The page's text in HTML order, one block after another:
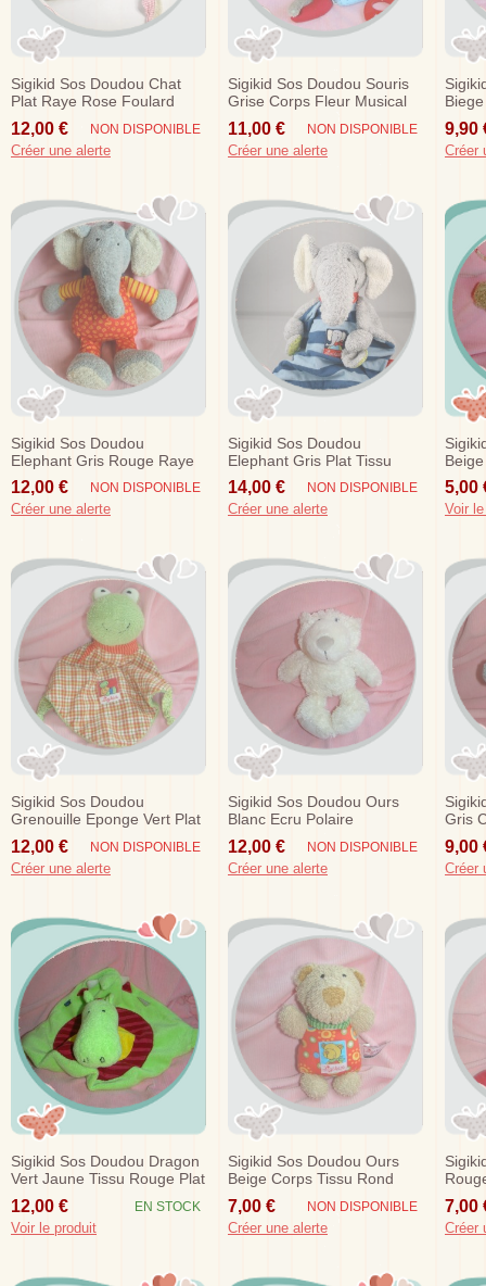
Sigikid Sos Doudou Chat
Plat Raye Rose Foulard
Rouge
12,00 € NON DISPONIBLE
Créer une alerte
Sigikid Sos Doudou Souris
Grise Corps Fleur Musical
11,00 € NON DISPONIBLE
Créer une alerte
9,90
Créer
Sigikid Sos Doudou
Elephant Gris Rouge Raye
Jaune
12,00 € NON DISPONIBLE
Créer une alerte
Sigikid Sos Doudou
Elephant Gris Plat Tissu
Raye Bleu
14,00 € NON DISPONIBLE
Créer une alerte
Hipp
5,00
Voir
Sigikid Sos Doudou
Grenouille Eponge Vert Plat
Raye Rouge Noeud
12,00 € NON DISPONIBLE
Créer une alerte
Sigikid Sos Doudou Ours
Blanc Ecru Polaire
12,00 € NON DISPONIBLE
Créer une alerte
Gris
9,00
Créer
Sigikid Sos Doudou Dragon
Vert Jaune Tissu Rouge Plat
12,00 € EN STOCK
Voir le produit
Sigikid Sos Doudou Ours
Beige Corps Tissu Rond
Rouge
7,00 € NON DISPONIBLE
Créer une alerte
Vert
7,00
Créer